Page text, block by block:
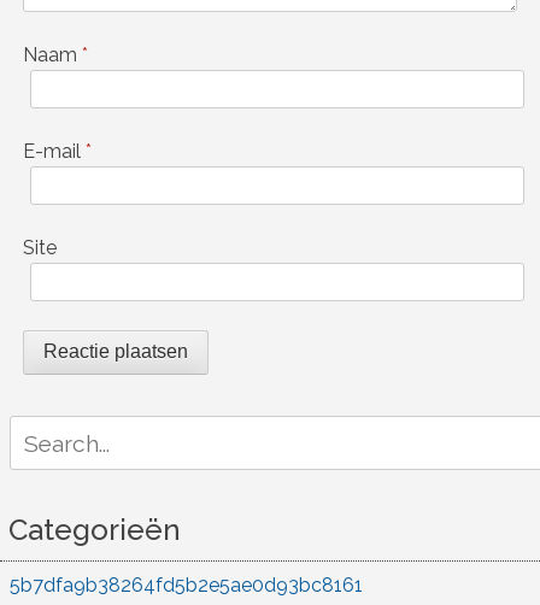
Naam *
E-mail *
Site
for:
Categorieën
5b7dfa9b38264fd5b2e5ae0d93bc8161